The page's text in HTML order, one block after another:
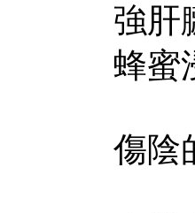
強肝
蜂蜜
傷陰